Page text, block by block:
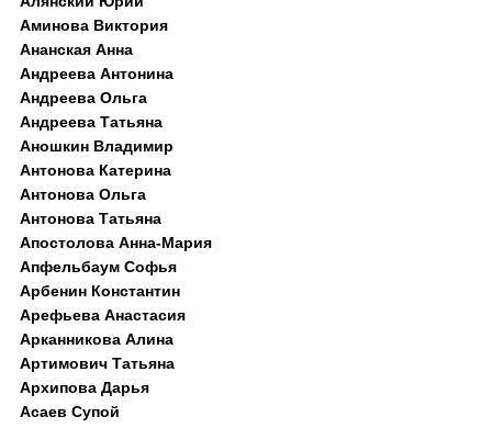
Аминова Виктория
Ананская Анна
Андреева Антонина
Андреева Ольга
Андреева Татьяна
Аношкин Владимир
Антонова Катерина
Антонова Ольга
Антонова Татьяна
Апостолова Анна-Мария
Апфельбаум Софья
Арбенин Константин
Арефьева Анастасия
Арканникова Алина
Артимович Татьяна
Архипова Дарья
Асаев Супой